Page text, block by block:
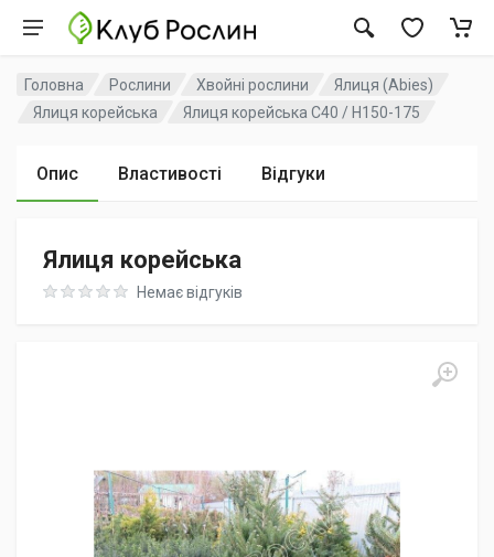
Головна Рослини Хвойні рослини
Ялиця (Abies)
Ялиця корейська
Ялиця корейська C40 / H150-175
Опис Властивості Відгуки
Ялиця корейська
Rating: 0 out of 5Немає відгуків